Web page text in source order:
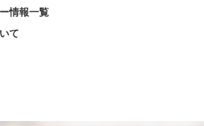
情報一覧
て